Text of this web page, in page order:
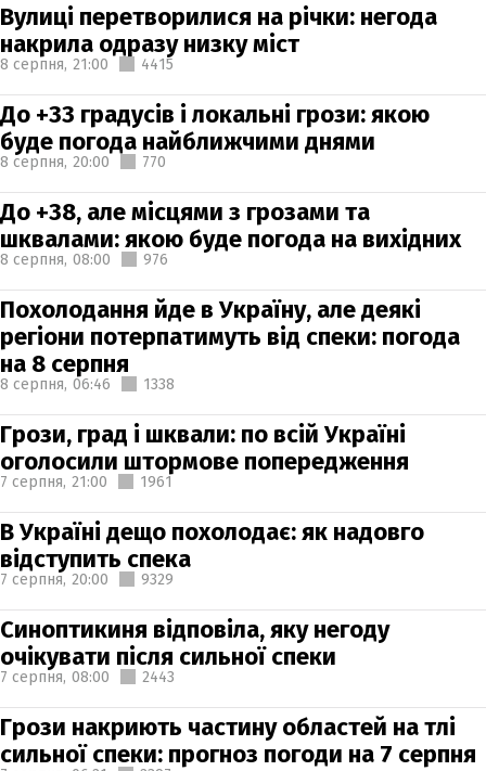
Вулиці перетворилися на річки: негода
накрила одразу низку міст
8 серпня, 21:00 4415
До +33 градусів і локальні грози: якою
буде погода найближчими днями
8 серпня, 20:00 770
До +38, але місцями з грозами та
шквалами: якою буде погода на вихідних
8 серпня, 08:00 976
Похолодання йде в Україну, але деякі
регіони потерпатимуть від спеки: погода
на 8 серпня
8 серпня, 06:46 1338
Грози, град і шквали: по всій Україні
оголосили штормове попередження
7 серпня, 21:00 1961
В Україні дещо похолодає: як надовго
відступить спека
7 серпня, 20:00 9329
Синоптикиня відповіла, яку негоду
очікувати після сильної спеки
7 серпня, 08:00 2443
Грози накриють частину областей на тлі
сильної спеки: прогноз погоди на 7 серпня